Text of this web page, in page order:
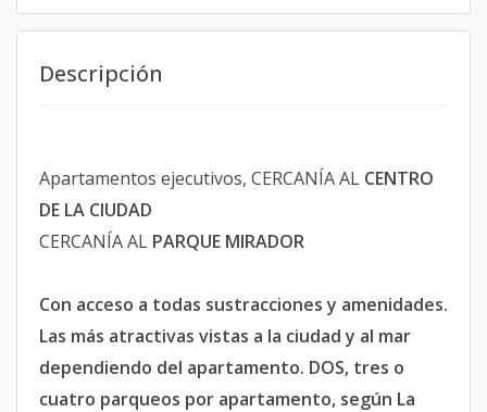
Descripción
Apartamentos ejecutivos, CERCANÍA AL CENTRO
DE LA CIUDAD
CERCANÍA AL PARQUE MIRADOR
Con acceso a todas sustracciones y amenidades.
Las más atractivas vistas a la ciudad y al mar
dependiendo del apartamento. DOS, tres o
cuatro parqueos por apartamento, según La